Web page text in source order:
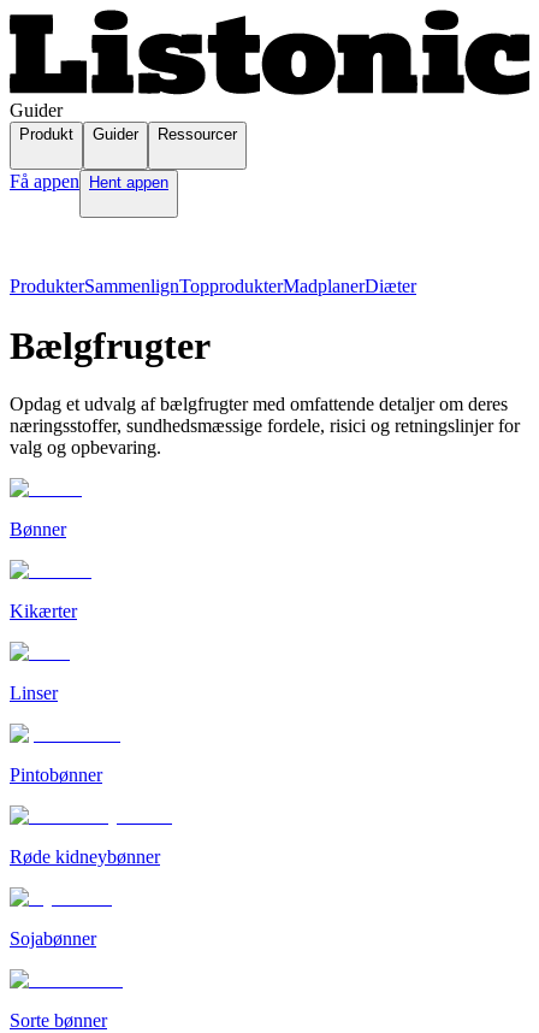
Guider
Produkt Guider Ressourcer
Få appen Hent appen
ProdukterSammenlignTopprodukterMadplanerDiæter
Bælgfrugter
Opdag et udvalg af bælgfrugter med omfattende detaljer om deres
næringsstoffer, sundhedsmæssige fordele, risici og retningslinjer for
valg og opbevaring.
Bønner
Kikærter
Linser
Pintobønner
Røde kidneybønner
Sojabønner
Sorte bønner